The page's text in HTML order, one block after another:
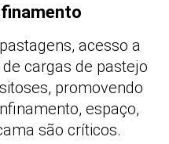
acesso a
cargas de pastejo
promovendo
espaço,
são críticos.